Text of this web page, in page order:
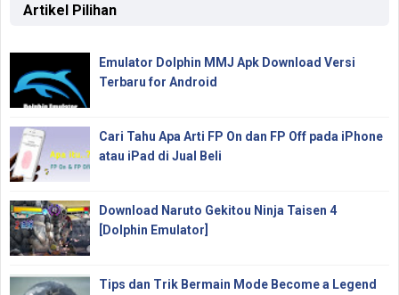
Artikel Pilihan
Emulator Dolphin MMJ Apk Download Versi
Terbaru for Android
Cari Tahu Apa Arti FP On dan FP Off pada iPhone
atau iPad di Jual Beli
Download Naruto Gekitou Ninja Taisen 4
[Dolphin Emulator]
Tips dan Trik Bermain Mode Become a Legend